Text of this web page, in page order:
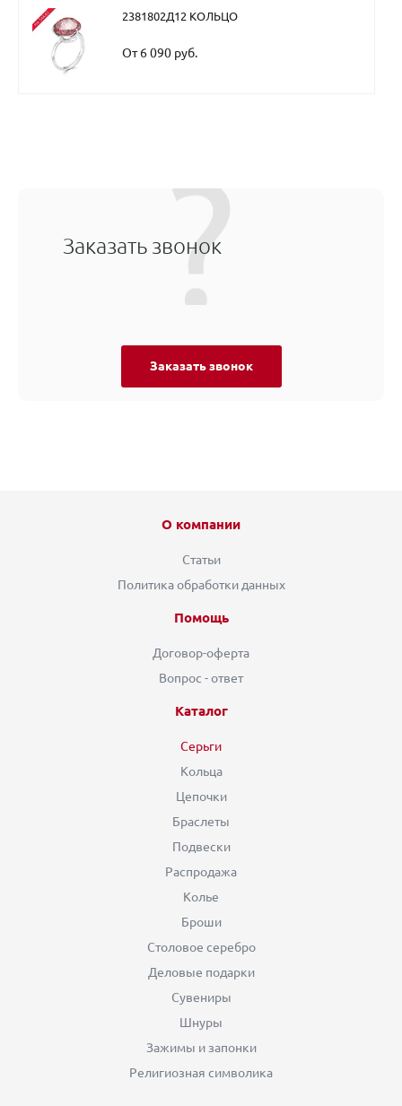
2381802Д12 КОЛЬЦО
От 6 090 руб.
Заказать звонок
Заказать звонок
О компании
Статьи
Политика обработки данных
Помощь
Договор-оферта
Вопрос - ответ
Каталог
Серьги
Кольца
Цепочки
Браслеты
Подвески
Распродажа
Колье
Броши
Столовое серебро
Деловые подарки
Сувениры
Шнуры
Зажимы и запонки
Религиозная символика